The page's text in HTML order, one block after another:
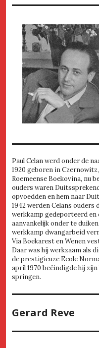
Paul Celan werd onder de
1920 geboren in
Roemeense Boekovina, nu
ouders waren
opvoedden en hem naar
1942 werden Celans
werkkamp gedeporteerd
aanvankelijk onder te
werkkamp dwangarbeid
Via Boekarest en Wenen
Daar was hij werkzaam als
de prestigieuze Ecole
april 1970 beëindigde hij
springen.
Gerard Reve